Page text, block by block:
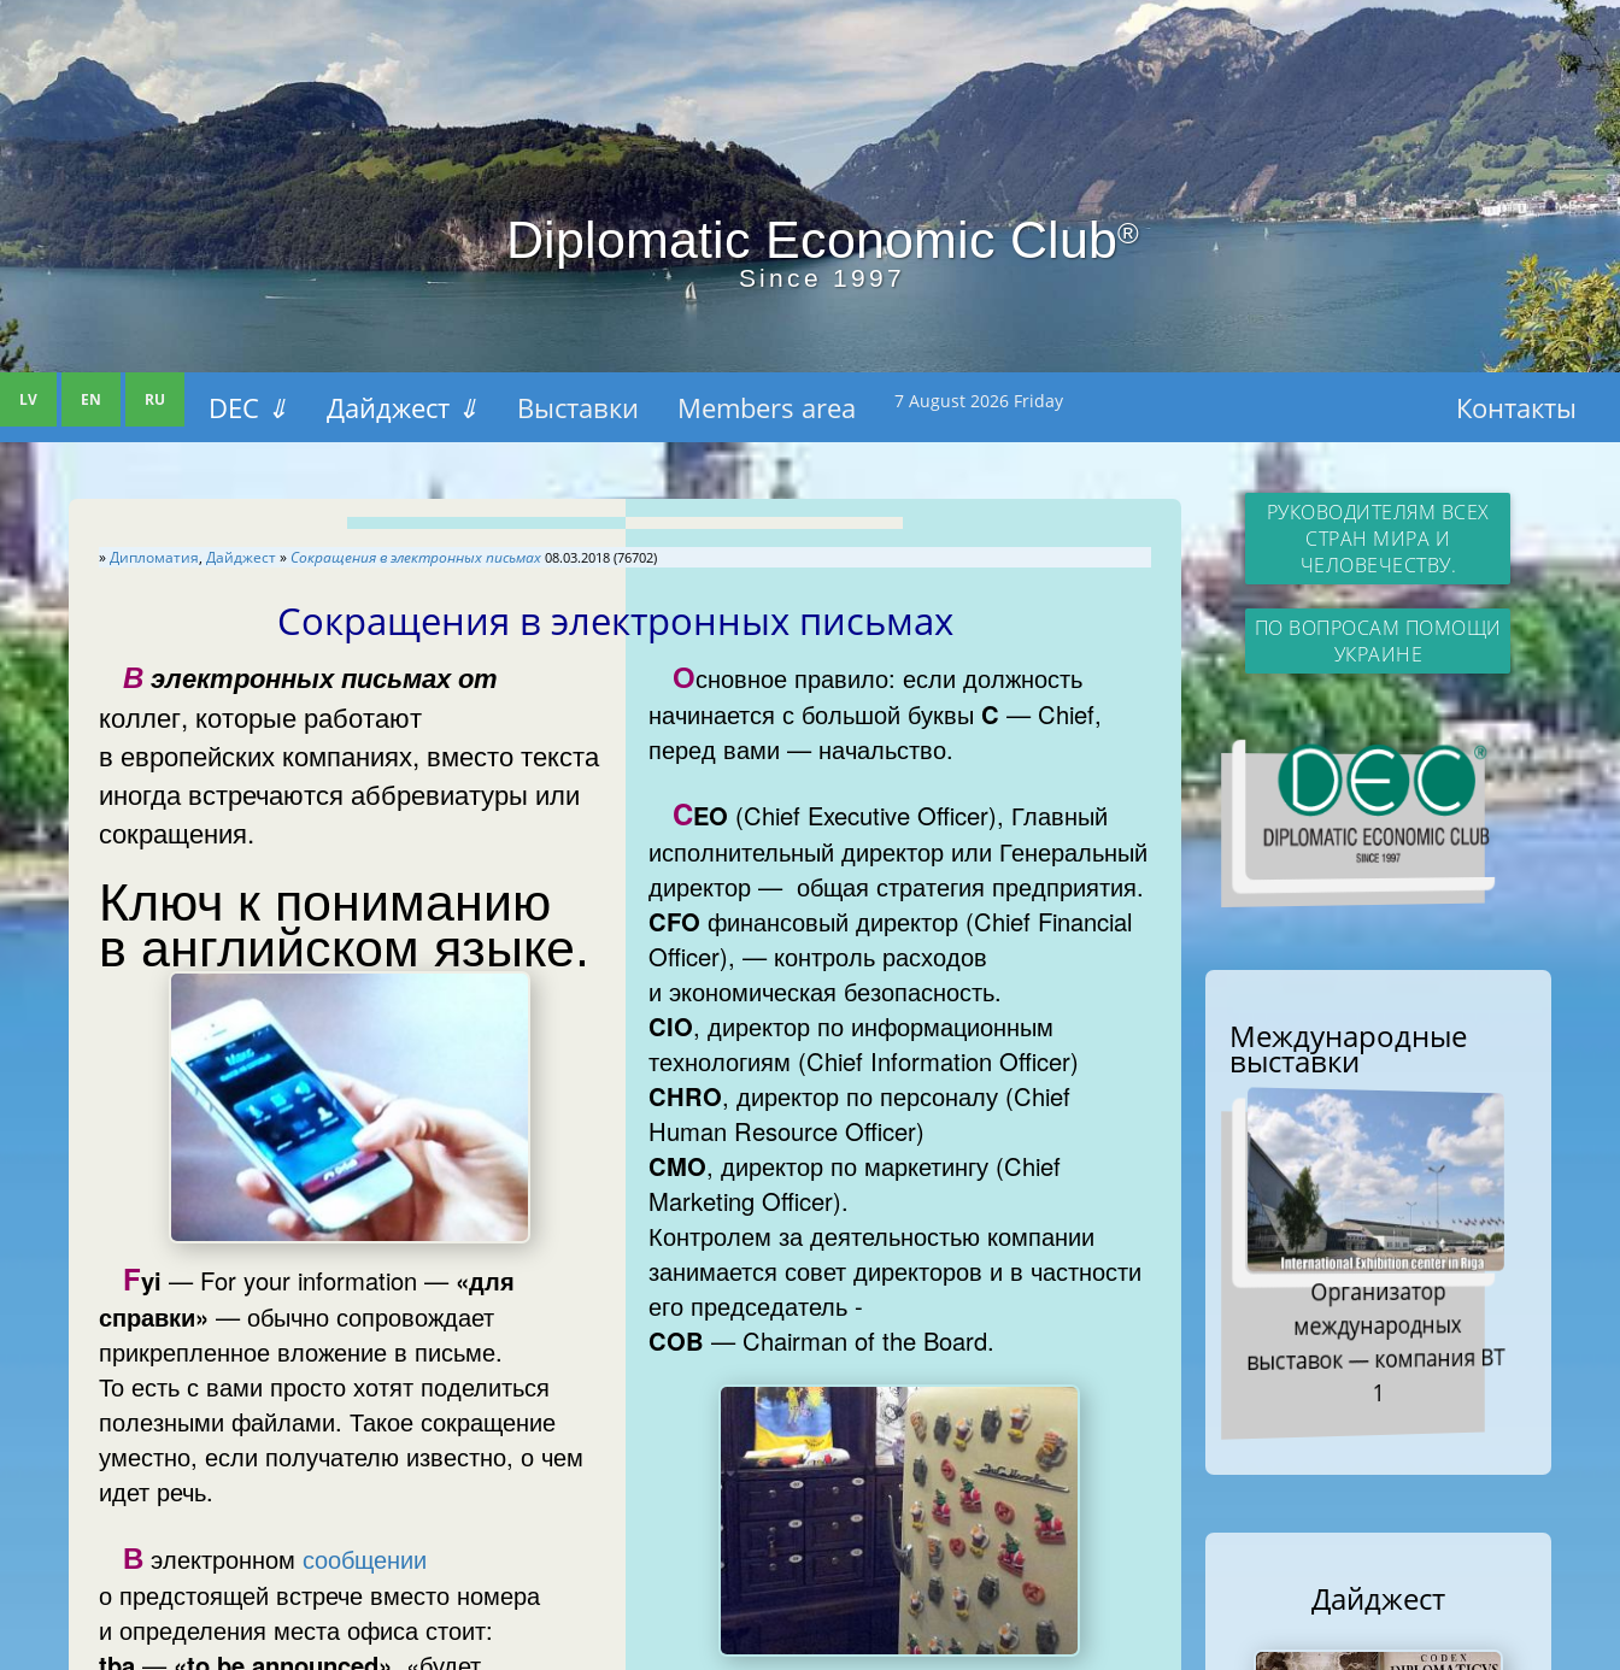
Diplomatic Economic Club®
Since 1997
LV EN RU DEC ⇓ Дайджест ⇓ Выставки Members area 7 August 2026 Friday Контакты
»Дипломатия, Дайджест» Сокращения в электронных письмах 08.03.2018 (76702)
Сокращения в электронных письмах
В электронных письмах от
коллег, которые работают
в европейских компаниях, вместо текста
иногда встречаются аббревиатуры или
сокращения.
Ключ к пониманию
в английском языке.
Fyi — For your information — «для
справки» — обычно сопровождает
прикрепленное вложение в письме.
То есть с вами просто хотят поделиться
полезными файлами. Такое сокращение
уместно, если получателю известно, о чем
В электронном сообщении
о предстоящей встрече вместо номера
и определения места офиса стоит:
Основное правило: если должность
начинается с большой буквы C — Chief,
перед вами — начальство.
CEO (Chief Executive Officer), Главный
исполнительный директор или Генеральный
директор — общая стратегия предприятия.
CFO финансовый директор (Chief Financial
Officer), — контроль расходов
и экономическая безопасность.
CIO, директор по информационным
технологиям (Chief Information Officer)
CHRO, директор по персоналу (Chief
Human Resource Officer)
CMO, директор по маркетингу (Chief
Marketing Officer).
Контролем за деятельностью компании
занимается совет директоров и в частности
его председатель -
COB — Chairman of the Board.
РУКОВОДИТЕЛЯМ ВСЕХ
СТРАН МИРА И
ЧЕЛОВЕЧЕСТВУ.
ПО ВОПРОСАМ ПОМОЩИ
УКРАИНЕ
Международные
выставки
Организатор
международных
выставок — компания ВТ
1
Дайджест